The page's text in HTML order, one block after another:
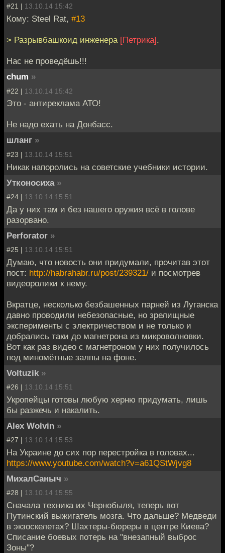
#21 | 13.10.14 15:42
Кому: Steel Rat, #13
> Разрывбашкоид инженера [Петрика].
Нас не проведёшь!!!
chum »
#22 | 13.10.14 15:42
Это - антиреклама АТО!
Не надо ехать на Донбасс.
шланг »
#23 | 13.10.14 15:51
Никак напоролись на советские учебники истории.
Утконосиха »
#24 | 13.10.14 15:51
Да у них там и без нашего оружия всё в голове
разорвано.
Perforator »
#25 | 13.10.14 15:51
Думаю, что новость они придумали, прочитав этот
пост: http://habrahabr.ru/post/239321/ и посмотрев
видеоролики к нему.
Вкратце, несколько безбашенных парней из Луганска
давно проводили небезопасные, но зрелищные
эксперименты с электричеством и не только и
добрались таки до магнетрона из микроволновки.
Вот как раз видео с магнетроном у них получилось
под миномётные залпы на фоне.
Voltuzik »
#26 | 13.10.14 15:51
Укропейцы готовы любую херню придумать, лишь
бы разжечь и накалить.
Alex Wolvin »
#27 | 13.10.14 15:53
На Украине до сих пор перестройка в головах...
https://www.youtube.com/watch?v=a61QStWjvg8
МихалСаныч »
#28 | 13.10.14 15:55
Сначала техника их Чернобыля, теперь вот
Путинский выжигатель мозга. Что дальше? Медведи
в экзоскелетах? Шахтеры-бюреры в центре Киева?
Списание боевых потерь на "внезапный выброс
Зоны"?